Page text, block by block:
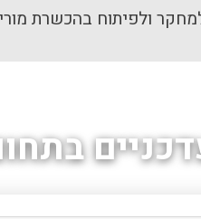
ולפיתוח בהכשרת